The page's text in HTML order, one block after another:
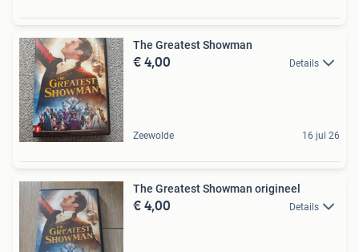
The Greatest Showman
€ 4,00 Details
Zeewolde 16 jul 26
The Greatest Showman origineel
€ 4,00 Details